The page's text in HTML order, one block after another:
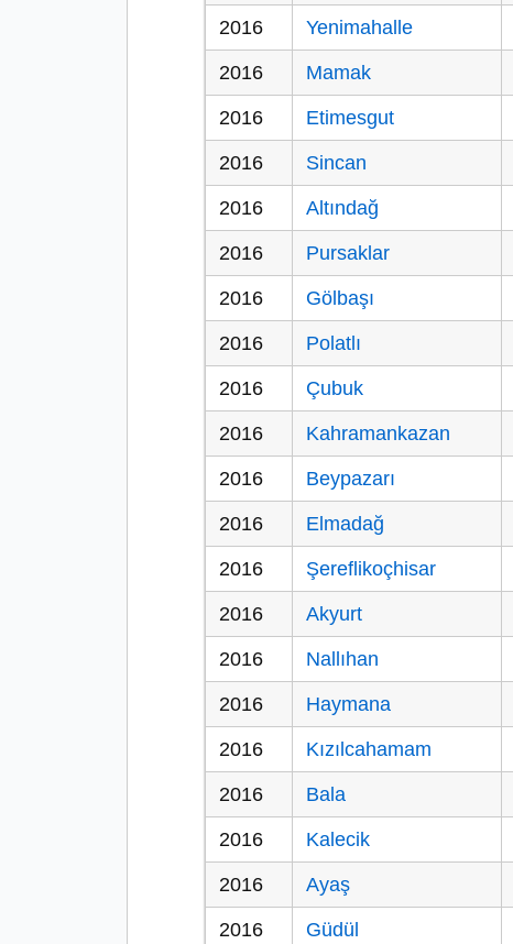
2016 Yenimahalle
2016 Mamak
2016 Etimesgut
2016 Sincan
2016 Altındağ
2016 Pursaklar
2016 Gölbaşı
2016 Polatlı
2016 Çubuk
2016 Kahramankazan
2016 Beypazarı
2016 Elmadağ
2016 Şereflikoçhisar
2016 Akyurt
2016 Nallıhan
2016 Haymana
2016 Kızılcahamam
2016 Bala
2016 Kalecik
2016 Ayaş
2016 Güdül